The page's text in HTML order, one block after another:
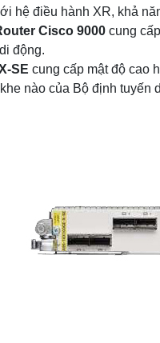
hệ điều hành XR, khả
Cisco 9000 cung
động.
SE cung cấp mật độ cao
nào của Bộ định tuyến